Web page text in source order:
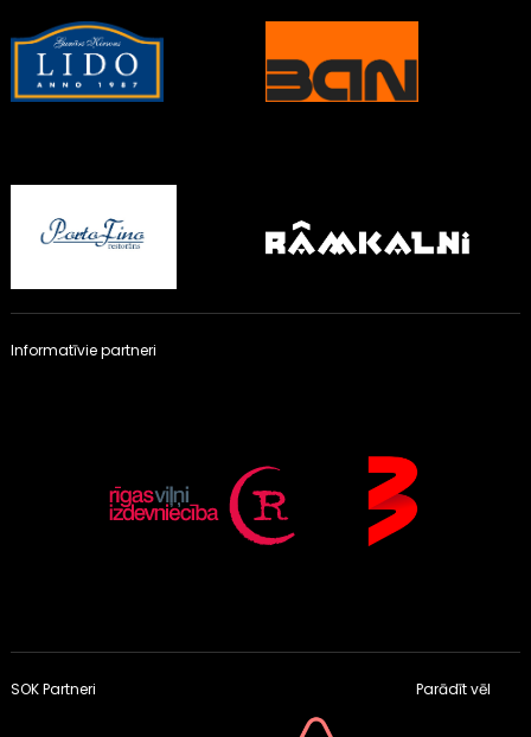
Informatīvie partneri
SOK Partneri Parādīt vēl